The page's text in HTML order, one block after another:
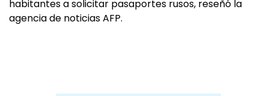
habitantes a solicitar pasaportes rusos, reseñó la
agencia de noticias AFP.